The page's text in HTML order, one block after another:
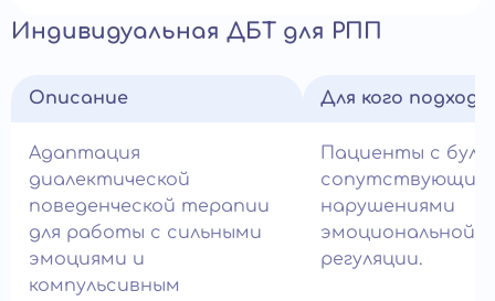
Индивидуальная ДБТ для РПП
Описание
Адаптация
диалектической
поведенческой терапии
для работы с сильными
эмоциями и
компульсивным
Для кого
Пациенты с
нарушениями
эмоциональной
регуляции.